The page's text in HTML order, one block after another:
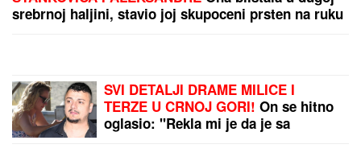
(FOTO) TAKI SA ZANOSNOM PLAVUŠOMGrli je